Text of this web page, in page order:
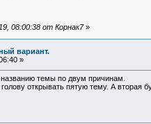
08:00:38 от Корнак7»
вариант.
»
темы по двум причинам.
открывать пятую тему. А вторая